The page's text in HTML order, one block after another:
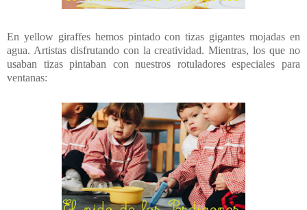
En yellow giraffes hemos pintado con tizas gigantes mojadas en
agua. Artistas disfrutando con la creatividad. Mientras, los que no
usaban tizas pintaban con nuestros rotuladores especiales para
ventanas: